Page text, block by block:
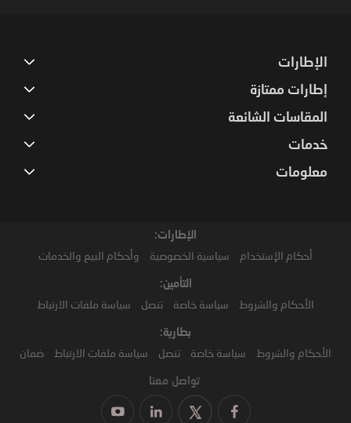
الإطارات
إطارات ممتازة
المقاسات الشائعة
خدمات
معلومات
الإطارات:
أحكام الإستخدام سياسية الخصوصية وأحكام البيع والخدمات
التأمين:
الأحكام والشروط سياسة خاصة تنصل سياسة ملفات الارتباط
بطارية:
الأحكام والشروط سياسة خاصة تنصل سياسة ملفات الارتباط ضمان
تواصل معنا